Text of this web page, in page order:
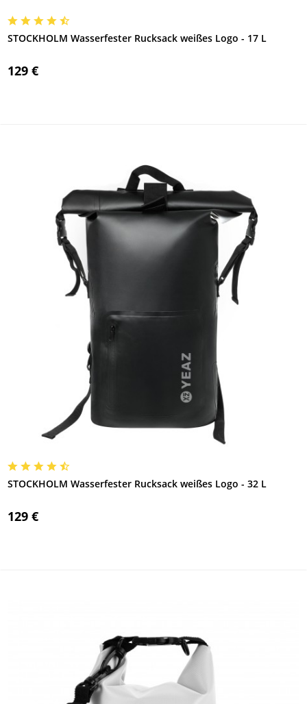
STOCKHOLM Wasserfester Rucksack weißes Logo - 17 L
129 €
STOCKHOLM Wasserfester Rucksack weißes Logo - 32 L
129 €